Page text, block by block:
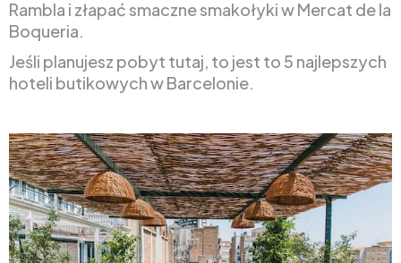
Rambla i złapać smaczne smakołyki w Mercat de la
Boqueria.
Jeśli planujesz pobyt tutaj, to jest to 5 najlepszych
hoteli butikowych w Barcelonie.